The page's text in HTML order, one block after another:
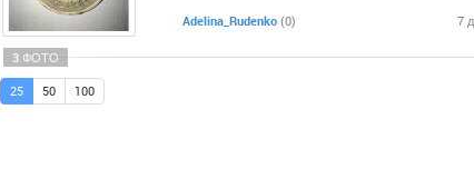
3 ФОТО
Adelina_Rudenko (0) 7
25 50 100